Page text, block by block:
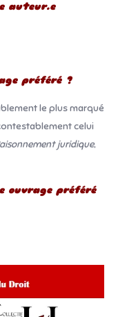
auteur.e
préféré ?
le plus marqué
celui
juridique,
ouvrage préféré